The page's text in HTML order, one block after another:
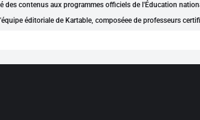
des contenus aux programmes officiels de l'Éducation
éditoriale de Kartable, composéee de professeurs